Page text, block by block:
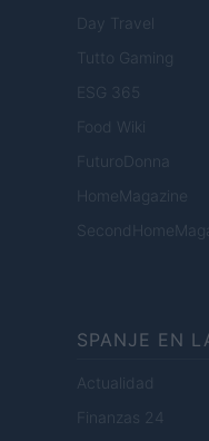
Day Travel
Tutto Gaming
ESG 365
Food Wiki
FuturoDonna
HomeMagazine
SPANJE EN
Actualidad
Finanzas 24